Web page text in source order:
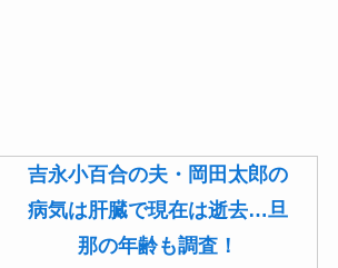
吉永小百合の夫・岡田太郎の
病気は肝臓で現在は逝去…旦
那の年齢も調査！